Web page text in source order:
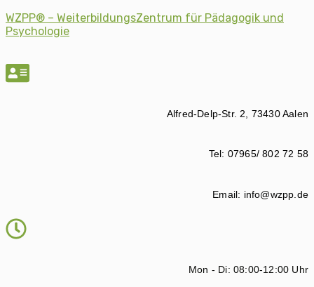
WZPP® – WeiterbildungsZentrum für Pädagogik und
Psychologie
Alfred-Delp-Str. 2, 73430 Aalen
Tel: 07965/ 802 72 58
Email: info@wzpp.de
Mon - Di: 08:00-12:00 Uhr